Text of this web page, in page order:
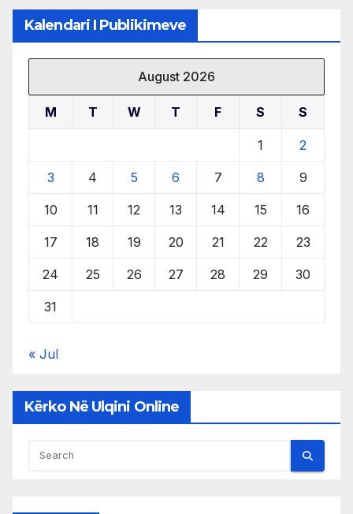
Kalendari I Publikimeve
August 2026
M T W T F S S
1 2
3 4 5 6 7 8 9
10 11 12 13 14 15 16
17 18 19 20 21 22 23
24 25 26 27 28 29 30
31
« Jul
Kërko Në Ulqini Online